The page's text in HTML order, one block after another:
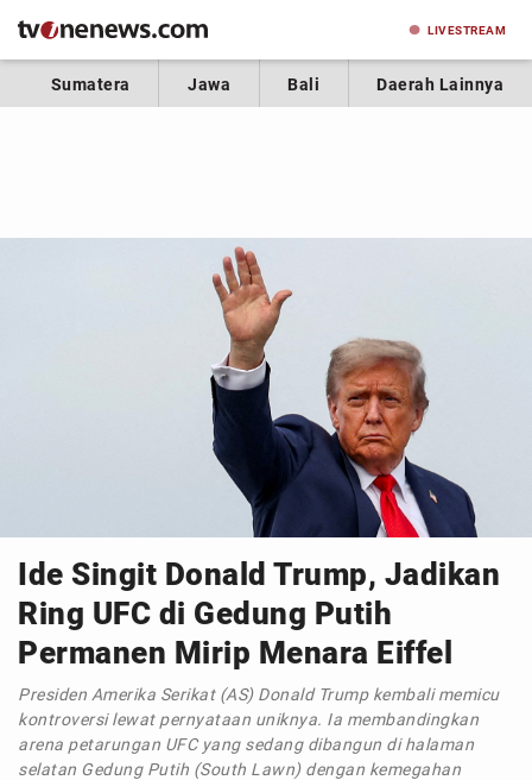
LIVESTREAM
Sumatera Jawa Bali Daerah Lainnya
Ide Singit Donald Trump, Jadikan
Ring UFC di Gedung Putih
Permanen Mirip Menara Eiffel
Presiden Amerika Serikat (AS) Donald Trump kembali memicu
kontroversi lewat pernyataan uniknya. Ia membandingkan
arena petarungan UFC yang sedang dibangun di halaman
selatan Gedung Putih (South Lawn) dengan kemegahan